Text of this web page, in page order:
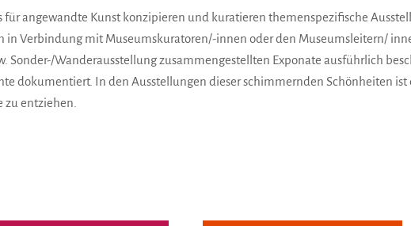
angewandte Kunst konzipieren und kuratieren themenspezifische
in Verbindung mit Museumskuratoren/-innen oder den Museumsleitern/
Sonder-/Wanderausstellung zusammengestellten Exponate ausführlich
dokumentiert. In den Ausstellungen dieser schimmernden Schönheiten
zu entziehen.